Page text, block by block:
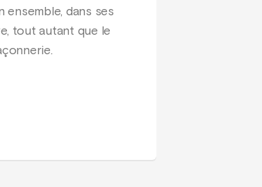
ensemble, dans ses
tout autant que le